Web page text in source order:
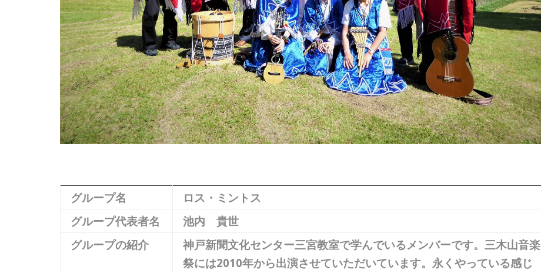
グループ名
ロス・ミントス
グループ代表者名
池内 貴世
グループの紹介
神戸新聞文化センター三宮教室で学んでいるメンバーです。三木山音楽
祭には2010年から出演させていただいています。永くやっている感じ